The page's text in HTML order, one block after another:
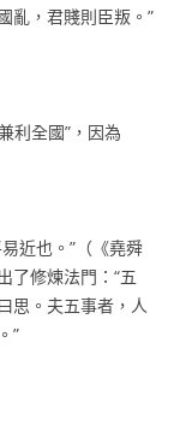
亂，君賤則臣叛。”
利全國”，因為
近也。”（《堯舜
了修煉法門：“五
思。夫五事者，人
”